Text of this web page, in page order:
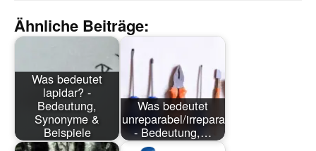
Ähnliche Beiträge:
Was bedeutet
lapidar? -
Bedeutung,
Synonyme &
Beispiele
Was bedeutet
unreparabel/irreparabel?
- Bedeutung,…